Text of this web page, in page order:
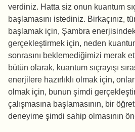
verdiniz. Hatta siz onun kuantum
başlamasını istediniz. Birkaçınız,
başlamak için, Şambra
gerçekleştirmek için, neden kuantum
sonrasını beklemediğimizi merak
bütün olarak, kuantum sıçrayışı
enerjilere hazırlıklı olmak için,
olmak için, bunun şimdi
çalışmasına başlamasının, bir
deneyime şimdi sahip olmasının